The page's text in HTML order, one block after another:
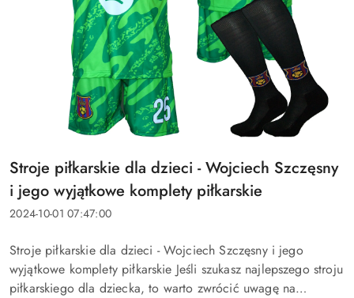
Tytuł
artykułu:
Stroje piłkarskie dla dzieci - Wojciech Szczęsny
i jego wyjątkowe komplety piłkarskie
Data
2024-10-01 07:47:00
Treść
artykułu:
Stroje piłkarskie dla dzieci - Wojciech Szczęsny i jego
wyjątkowe komplety piłkarskie Jeśli szukasz najlepszego stroju
piłkarskiego dla dziecka, to warto zwrócić uwagę na